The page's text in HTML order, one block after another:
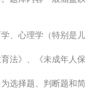
学、心理学（特别是
法》、《未成年人
选择题、判断题和简